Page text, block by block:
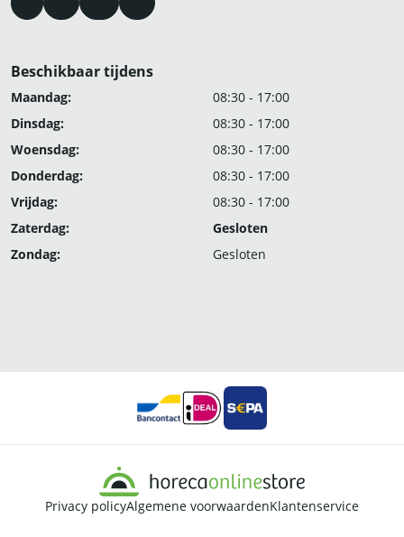
Beschikbaar tijdens
Maandag:
08:30 - 17:00
Dinsdag:
08:30 - 17:00
Woensdag:
08:30 - 17:00
Donderdag:
08:30 - 17:00
Vrijdag:
08:30 - 17:00
Zaterdag:
Gesloten
Zondag:
Gesloten
Privacy policyAlgemene voorwaardenKlantenservice